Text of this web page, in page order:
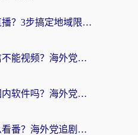
咪咕在海外怎么看直播？3步搞定地域限制，还能畅看腾讯视频与国内热剧
迪拜网络为什么微信不能视频？海外党必看的回国加速全攻略
在国外能正常使用国内软件吗？海外党亲测有效的无缝访问指南
哔哩哔哩在国外怎么看番？海外党追剧看片的终极解决方案